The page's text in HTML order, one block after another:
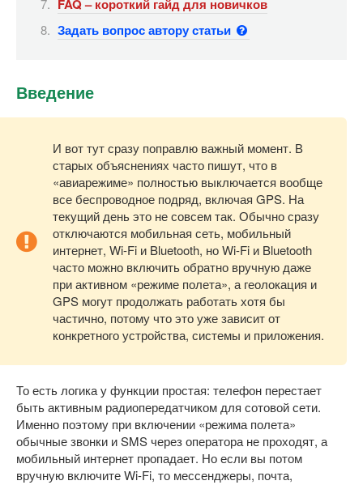
FAQ – короткий гайд для новичков
Задать вопрос автору статьи
Введение
И вот тут сразу поправлю важный момент. В
старых объяснениях часто пишут, что в
«авиарежиме» полностью выключается вообще
все беспроводное подряд, включая GPS. На
текущий день это не совсем так. Обычно сразу
отключаются мобильная сеть, мобильный
интернет, Wi-Fi и Bluetooth, но Wi-Fi и Bluetooth
часто можно включить обратно вручную даже
при активном «режиме полета», а геолокация и
GPS могут продолжать работать хотя бы
частично, потому что это уже зависит от
конкретного устройства, системы и приложения.
То есть логика у функции простая: телефон перестает
быть активным радиопередатчиком для сотовой сети.
Именно поэтому при включении «режима полета»
обычные звонки и SMS через оператора не проходят, а
мобильный интернет пропадает. Но если вы потом
вручную включите Wi-Fi, то мессенджеры, почта,